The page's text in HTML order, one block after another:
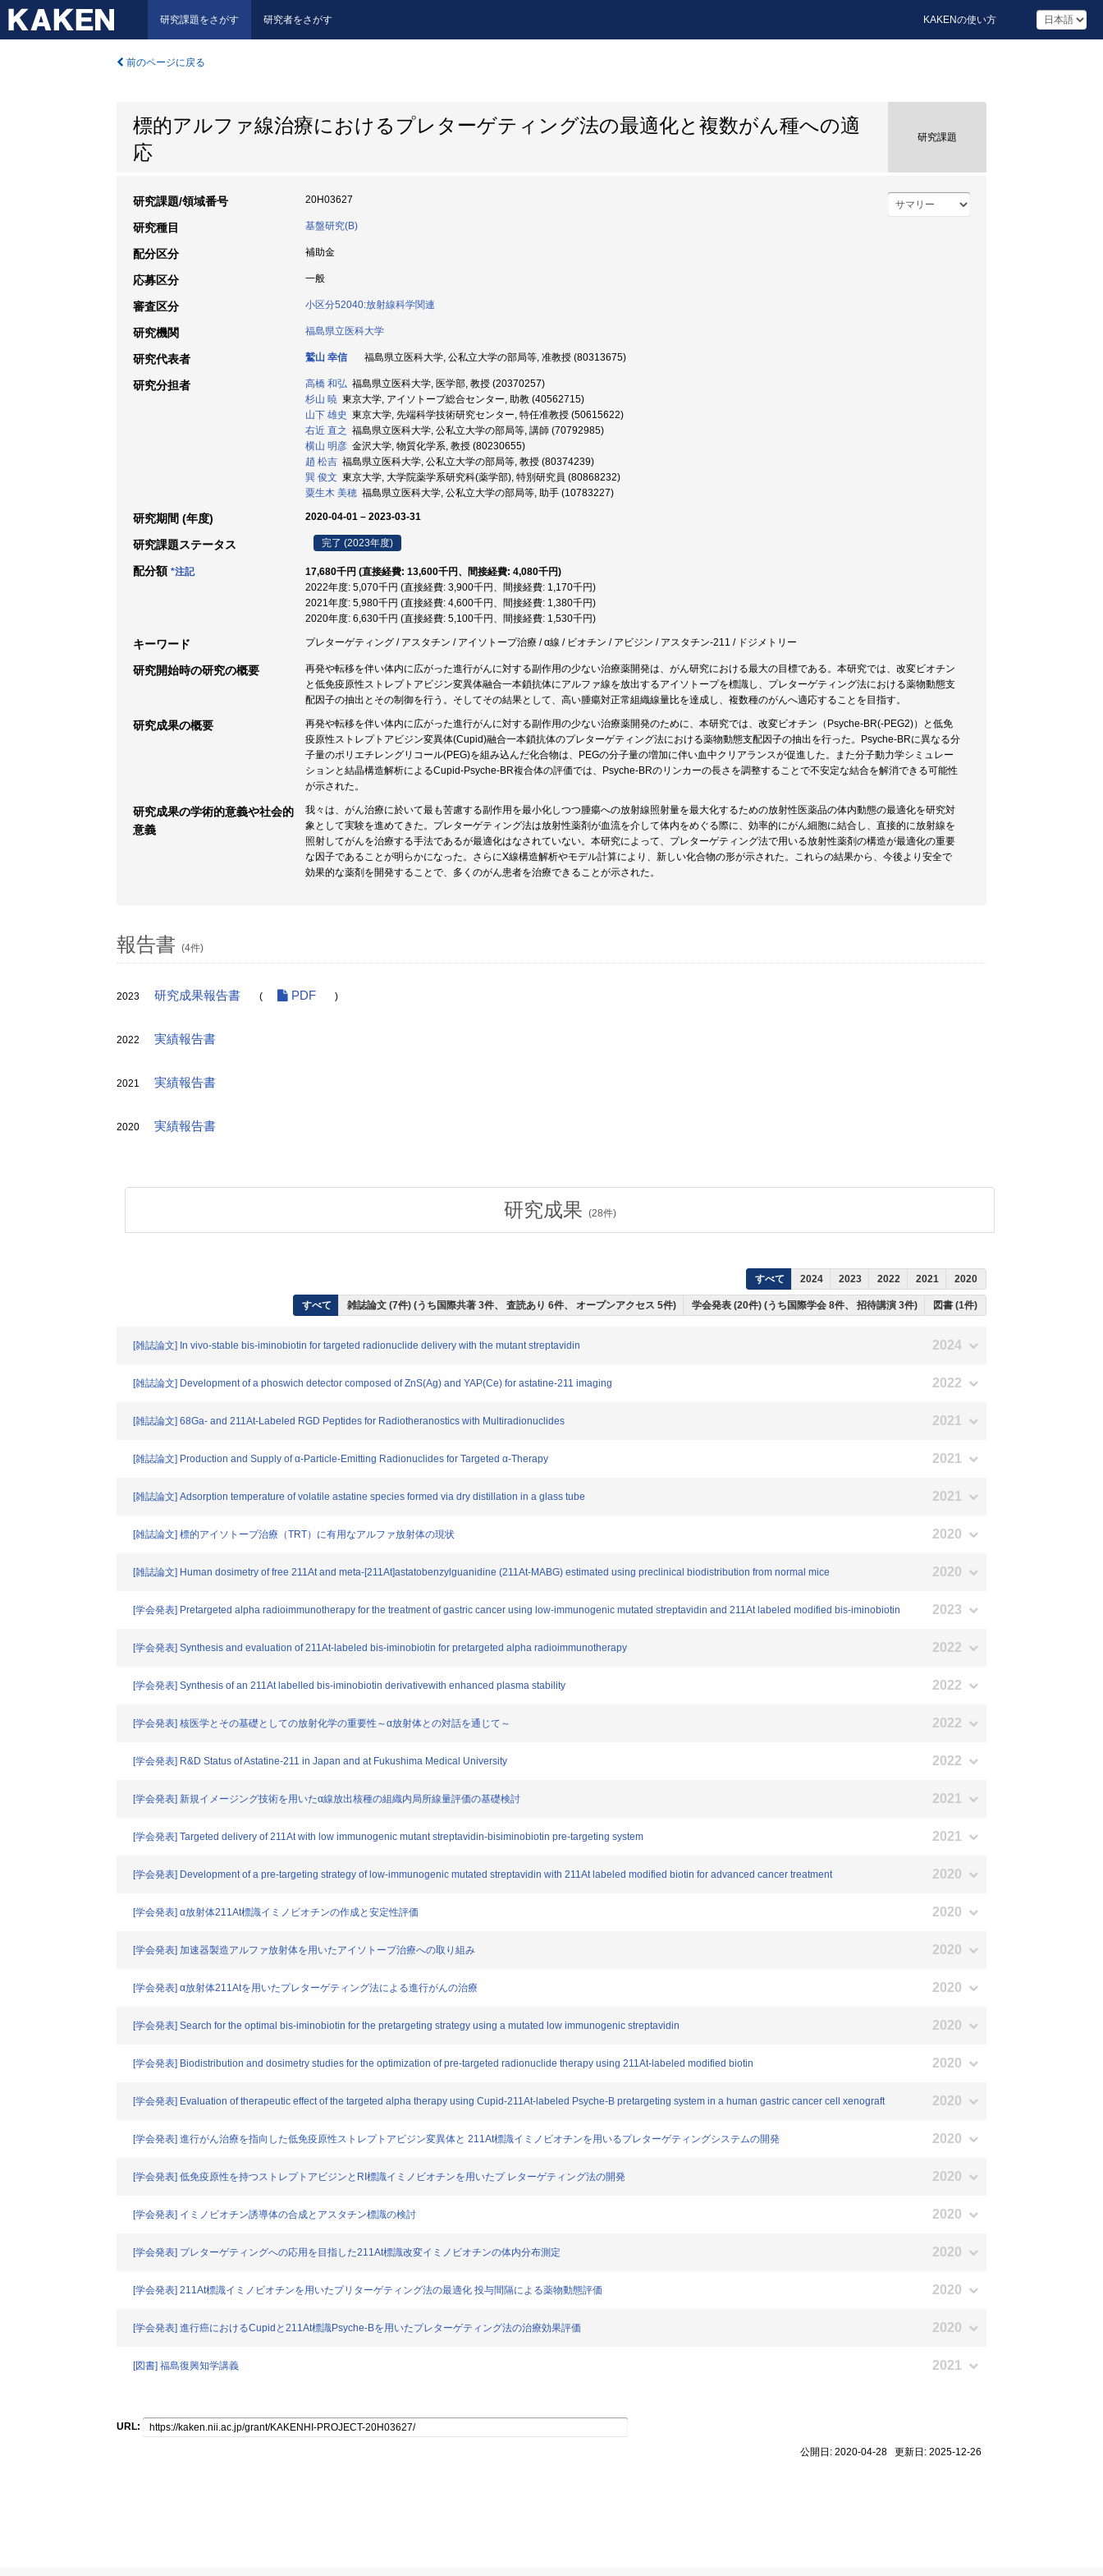
研究課題をさがす 研究者をさがす KAKENの使い方
前のページに戻る
標的アルファ線治療におけるプレターゲティング法の最適化と複数がん種への適
応
研究課題
研究課題/領域番号 20H03627
研究種目 基盤研究(B)
配分区分 補助金
応募区分 一般
審査区分 小区分52040:放射線科学関連
研究機関 福島県立医科大学
研究代表者 鷲山 幸信 福島県立医科大学, 公私立大学の部局等, 准教授 (80313675)
研究分担者 高橋 和弘 福島県立医科大学, 医学部, 教授 (20370257)
杉山 暁 東京大学, アイソトープ総合センター, 助教 (40562715)
山下 雄史 東京大学, 先端科学技術研究センター, 特任准教授 (50615622)
右近 直之 福島県立医科大学, 公私立大学の部局等, 講師 (70792985)
横山 明彦 金沢大学, 物質化学系, 教授 (80230655)
趙 松吉 福島県立医科大学, 公私立大学の部局等, 教授 (80374239)
巽 俊文 東京大学, 大学院薬学系研究科(薬学部), 特別研究員 (80868232)
粟生木 美穂 福島県立医科大学, 公私立大学の部局等, 助手 (10783227)
研究期間 (年度) 2020-04-01 – 2023-03-31
研究課題ステータス 完了 (2023年度)
配分額 *注記
17,680千円 (直接経費: 13,600千円、間接経費: 4,080千円)
2022年度: 5,070千円 (直接経費: 3,900千円、間接経費: 1,170千円)
2021年度: 5,980千円 (直接経費: 4,600千円、間接経費: 1,380千円)
2020年度: 6,630千円 (直接経費: 5,100千円、間接経費: 1,530千円)
キーワード プレターゲティング / アスタチン / アイソトープ治療 / α線 / ビオチン / アビジン / アスタチン-211 / ドジメトリー
研究開始時の研究の概要
再発や転移を伴い体内に広がった進行がんに対する副作用の少ない治療薬開発は、がん研究における最大の目標である。本研究では、改変ビオチン
と低免疫原性ストレプトアビジン変異体融合一本鎖抗体にアルファ線を放出するアイソトープを標識し、プレターゲティング法における薬物動態支
配因子の抽出とその制御を行う。そしてその結果として、高い腫瘍対正常組織線量比を達成し、複数種のがんへ適応することを目指す。
研究成果の概要
再発や転移を伴い体内に広がった進行がんに対する副作用の少ない治療薬開発のために、本研究では、改変ビオチン（Psyche-BR(-PEG2)）と低免
疫原性ストレプトアビジン変異体(Cupid)融合一本鎖抗体のプレターゲティング法における薬物動態支配因子の抽出を行った。Psyche-BRに異なる分
子量のポリエチレングリコール(PEG)を組み込んだ化合物は、PEGの分子量の増加に伴い血中クリアランスが促進した。また分子動力学シミュレー
ションと結晶構造解析によるCupid-Psyche-BR複合体の評価では、Psyche-BRのリンカーの長さを調整することで不安定な結合を解消できる可能性
が示された。
研究成果の学術的意義や社会的
意義
我々は、がん治療に於いて最も苦慮する副作用を最小化しつつ腫瘍への放射線照射量を最大化するための放射性医薬品の体内動態の最適化を研究対
象として実験を進めてきた。プレターゲティング法は放射性薬剤が血流を介して体内をめぐる際に、効率的にがん細胞に結合し、直接的に放射線を
照射してがんを治療する手法であるが最適化はなされていない。本研究によって、プレターゲティング法で用いる放射性薬剤の構造が最適化の重要
な因子であることが明らかになった。さらにX線構造解析やモデル計算により、新しい化合物の形が示された。これらの結果から、今後より安全で
効果的な薬剤を開発することで、多くのがん患者を治療できることが示された。
報告書 (4件)
2023 研究成果報告書 ( PDF )
2022 実績報告書
2021 実績報告書
2020 実績報告書
研究成果 (28件)
すべて 2024 2023 2022 2021 2020
すべて 雑誌論文 (7件) (うち国際共著 3件、 査読あり 6件、 オープンアクセス 5件) 学会発表 (20件) (うち国際学会 8件、 招待講演 3件) 図書 (1件)
[雑誌論文] In vivo-stable bis-iminobiotin for targeted radionuclide delivery with the mutant streptavidin 2024
[雑誌論文] Development of a phoswich detector composed of ZnS(Ag) and YAP(Ce) for astatine-211 imaging 2022
[雑誌論文] 68Ga- and 211At-Labeled RGD Peptides for Radiotheranostics with Multiradionuclides 2021
[雑誌論文] Production and Supply of α-Particle-Emitting Radionuclides for Targeted α-Therapy 2021
[雑誌論文] Adsorption temperature of volatile astatine species formed via dry distillation in a glass tube 2021
[雑誌論文] 標的アイソトープ治療（TRT）に有用なアルファ放射体の現状 2020
[雑誌論文] Human dosimetry of free 211At and meta-[211At]astatobenzylguanidine (211At-MABG) estimated using preclinical biodistribution from normal mice 2020
[学会発表] Pretargeted alpha radioimmunotherapy for the treatment of gastric cancer using low-immunogenic mutated streptavidin and 211At labeled modified bis-iminobiotin 2023
[学会発表] Synthesis and evaluation of 211At-labeled bis-iminobiotin for pretargeted alpha radioimmunotherapy 2022
[学会発表] Synthesis of an 211At labelled bis-iminobiotin derivativewith enhanced plasma stability 2022
[学会発表] 核医学とその基礎としての放射化学の重要性～α放射体との対話を通じて～ 2022
[学会発表] R&D Status of Astatine-211 in Japan and at Fukushima Medical University 2022
[学会発表] 新規イメージング技術を用いたα線放出核種の組織内局所線量評価の基礎検討 2021
[学会発表] Targeted delivery of 211At with low immunogenic mutant streptavidin-bisiminobiotin pre-targeting system 2021
[学会発表] Development of a pre-targeting strategy of low-immunogenic mutated streptavidin with 211At labeled modified biotin for advanced cancer treatment 2020
[学会発表] α放射体211At標識イミノビオチンの作成と安定性評価 2020
[学会発表] 加速器製造アルファ放射体を用いたアイソトープ治療への取り組み 2020
[学会発表] α放射体211Atを用いたプレターゲティング法による進行がんの治療 2020
[学会発表] Search for the optimal bis-iminobiotin for the pretargeting strategy using a mutated low immunogenic streptavidin 2020
[学会発表] Biodistribution and dosimetry studies for the optimization of pre-targeted radionuclide therapy using 211At-labeled modified biotin 2020
[学会発表] Evaluation of therapeutic effect of the targeted alpha therapy using Cupid-211At-labeled Psyche-B pretargeting system in a human gastric cancer cell xenograft 2020
[学会発表] 進行がん治療を指向した低免疫原性ストレプトアビジン変異体と 211At標識イミノビオチンを用いるプレターゲティングシステムの開発 2020
[学会発表] 低免疫原性を持つストレプトアビジンとRI標識イミノビオチンを用いたプ レターゲティング法の開発 2020
[学会発表] イミノビオチン誘導体の合成とアスタチン標識の検討 2020
[学会発表] プレターゲティングへの応用を目指した211At標識改変イミノビオチンの体内分布測定 2020
[学会発表] 211At標識イミノビオチンを用いたプリターゲティング法の最適化 投与間隔による薬物動態評価 2020
[学会発表] 進行癌におけるCupidと211At標識Psyche-Bを用いたプレターゲティング法の治療効果評価 2020
[図書] 福島復興知学講義 2021
URL:
公開日: 2020-04-28 更新日: 2025-12-26